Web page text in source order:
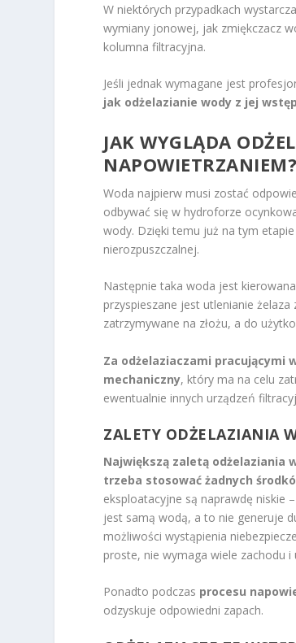
W niektórych przypadkach
wymiany jonowej, jak zmiękczacz
kolumna filtracyjna.
Jeśli jednak wymagane jest
jak odżelazianie wody z jej
JAK WYGLĄDA
NAPOWIETRZANIEM?
Woda najpierw musi zostać
odbywać się w hydroforze
wody. Dzięki temu już na tym
nierozpuszczalnej.
Następnie taka woda jest
przyspieszane jest utlenianie
zatrzymywane na złożu, a do
Za odżelaziaczami
mechaniczny, który ma na celu
ewentualnie innych urządzeń
ZALETY ODŻELAZIANIA
Największą zaletą odżelaziania
trzeba stosować żadnych
eksploatacyjne są naprawdę niskie
jest samą wodą, a to nie generuje
możliwości wystąpienia
proste, nie wymaga wiele zachodu i
Ponadto podczas procesu
odzyskuje odpowiedni zapach.